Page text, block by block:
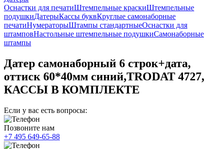
Оснастки для печатиШтемпельные краскиШтемпельные
подушкиДатерыКассы буквКруглые самонаборные
печатиНумераторыШтампы стандартныеОснастки для
штамповНастольные штемпельные подушкиСамонаборные
штампы
Датер самонаборный 6 строк+дата,
оттиск 60*40мм синий,TRODAT 4727,
КАССЫ В КОМПЛЕКТЕ
Если у вас есть вопросы:
Позвоните нам
+7 495 649-65-88